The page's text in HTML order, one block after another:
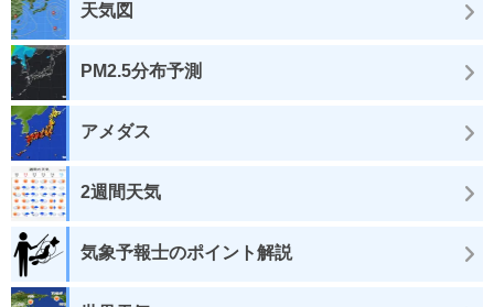
天気図
PM2.5分布予測
アメダス
2週間天気
気象予報士のポイント解説